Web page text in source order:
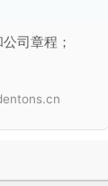
司章程；